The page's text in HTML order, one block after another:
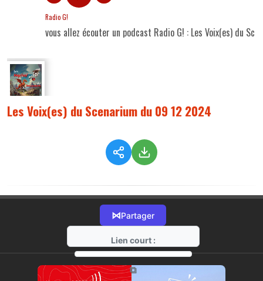
Radio G!
vous allez écouter un podcast Radio G! : Les Voix(es) du
Les Voix(es) du Scenarium du 09 12 2024
⋈Partager
Lien court :
https://radio-g.fr?16073
⧉